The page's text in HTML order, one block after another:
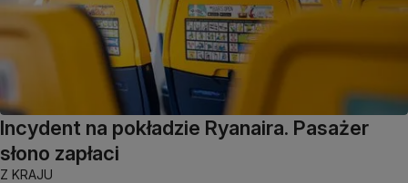
Incydent na pokładzie Ryanaira. Pasażer
słono zapłaci
Z KRAJU